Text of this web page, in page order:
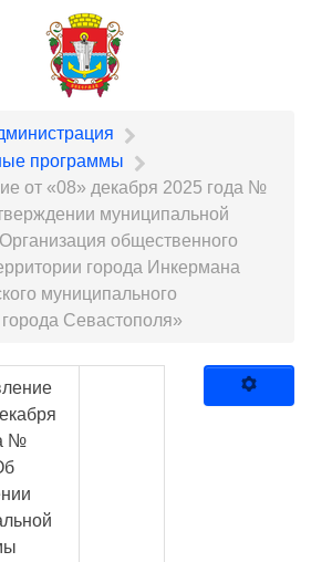
программы
от «08» декабря 2025 года №
муниципальной
общественного
города Инкермана
муниципального
Севастополя»
№